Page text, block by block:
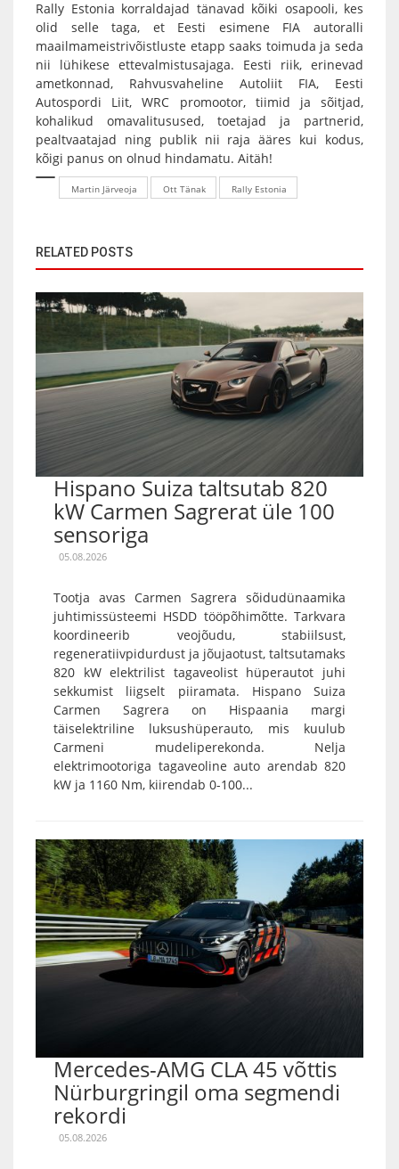
Rally Estonia korraldajad tänavad kõiki osapooli, kes
olid selle taga, et Eesti esimene FIA autoralli
maailmameistrivõistluste etapp saaks toimuda ja seda
nii lühikese ettevalmistusajaga. Eesti riik, erinevad
ametkonnad, Rahvusvaheline Autoliit FIA, Eesti
Autospordi Liit, WRC promootor, tiimid ja sõitjad,
kohalikud omavalitusused, toetajad ja partnerid,
pealtvaatajad ning publik nii raja ääres kui kodus,
kõigi panus on olnud hindamatu. Aitäh!
Martin Järveoja Ott Tänak Rally Estonia
RELATED POSTS
Hispano Suiza taltsutab 820
kW Carmen Sagrerat üle 100
sensoriga
05.08.2026
Tootja avas Carmen Sagrera sõidudünaamika
juhtimissüsteemi HSDD tööpõhimõtte. Tarkvara
koordineerib veojõudu, stabiilsust,
regeneratiivpidurdust ja jõujaotust, taltsutamaks
820 kW elektrilist tagaveolist hüperautot juhi
sekkumist liigselt piiramata. Hispano Suiza
Carmen Sagrera on Hispaania margi
täiselektriline luksushüperauto, mis kuulub
Carmeni mudeliperekonda. Nelja
elektrimootoriga tagaveoline auto arendab 820
kW ja 1160 Nm, kiirendab 0-100...
Mercedes-AMG CLA 45 võttis
Nürburgringil oma segmendi
rekordi
05.08.2026